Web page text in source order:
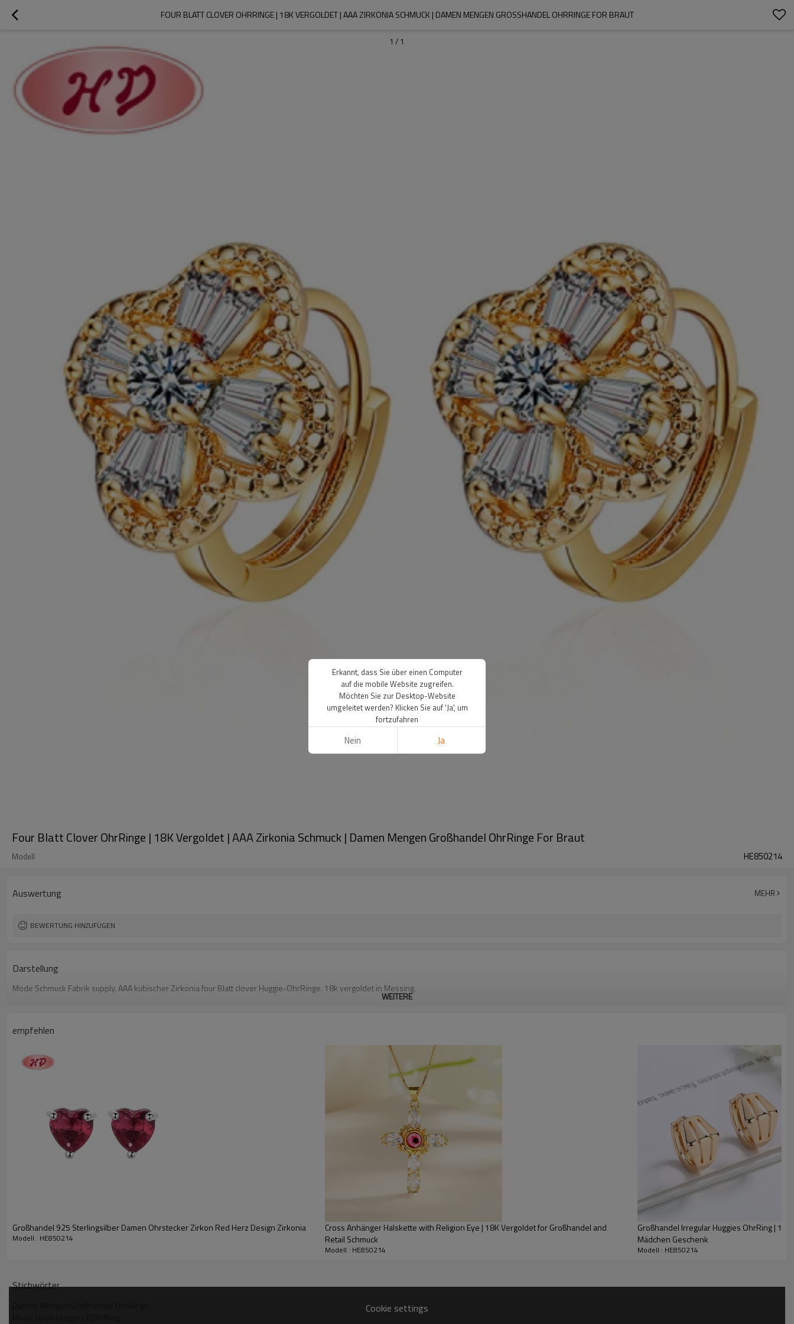
FOUR BLATT CLOVER OHRRINGE | 18K VERGOLDET | AAA ZIRKONIA SCHMUCK | DAMEN MENGEN GROSSHANDEL OHRRINGE FOR BRAUT
1 / 1
Four Blatt Clover OhrRinge | 18K Vergoldet | AAA Zirkonia Schmuck | Damen Mengen Großhandel OhrRinge For Braut
Modell HE850214
Auswertung MEHR
BEWERTUNG HINZUFÜGEN
Darstellung
Mode Schmuck Fabrik supply. AAA kubischer Zirkonia four Blatt clover Huggie-OhrRinge. 18k vergoldet in Messing.
WEITERE
empfehlen
Großhandel 925 Sterlingsilber Damen Ohrstecker Zirkon Red Herz Design Zirkonia
Modell : HE850214
Cross Anhänger Halskette with Religion Eye | 18K Vergoldet for Großhandel and
Retail Schmuck
Modell : HE850214
Großhandel Irregular Huggies OhrRing | 18K
Mädchen Geschenk
Modell : HE850214
Stichwörter
Cookie settings
Erkannt, dass Sie über einen Computer
auf die mobile Website zugreifen.
Möchten Sie zur Desktop-Website
umgeleitet werden? Klicken Sie auf 'Ja', um
fortzufahren
Nein Ja